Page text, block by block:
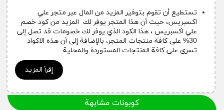
إقرأ المزيد
تستطيع أن تقوم بتوفير المزيد من المال عبر متجر علي
اكسبريس، حيث أن هذا المتجر يوفر لك المزيد من كود خصم
علي اكسبريس ، هذا الكود الذي يوفر لك خصومات قد تصل إلى
30% على كافة منتجات المتجر، بالإضافة إلى أن هذه الاكواد
تسرى على كافة المنتجات المستوردة والمحلية.
تستطيع أن تحصل على خصومات فورية من خلال المتجر
باستخدام كوبون خصم علي اكسبريس، خاصًة إذا كنت عميل
جديد، وبهذا الشكل سوف تضمن أن المنتج ذو جودة عالية
ولكن سعر اقل بكثير من أي منتج أخر داخل متجر علي
اكسبريس، إذا سوف توفر مال وتحصل على منتج ذو قيمة رائعة
كوبونات مشابهة